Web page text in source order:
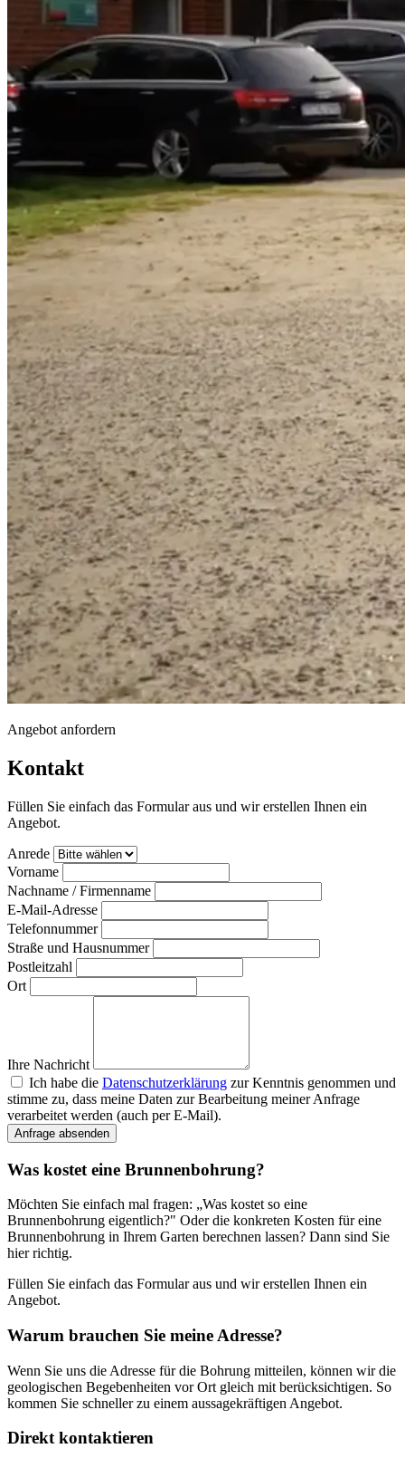
Angebot anfordern
Kontakt
Füllen Sie einfach das Formular aus und wir erstellen Ihnen ein
Angebot.
Anrede
Vorname
Nachname / Firmenname
E-Mail-Adresse
Telefonnummer
Straße und Hausnummer
Postleitzahl
Ort
Ihre Nachricht
Ich habe die Datenschutzerklärung zur Kenntnis genommen und
stimme zu, dass meine Daten zur Bearbeitung meiner Anfrage
verarbeitet werden (auch per E-Mail).
Anfrage absenden
Was kostet eine Brunnenbohrung?
Möchten Sie einfach mal fragen: „Was kostet so eine
Brunnenbohrung eigentlich?" Oder die konkreten Kosten für eine
Brunnenbohrung in Ihrem Garten berechnen lassen? Dann sind Sie
hier richtig.
Füllen Sie einfach das Formular aus und wir erstellen Ihnen ein
Angebot.
Warum brauchen Sie meine Adresse?
Wenn Sie uns die Adresse für die Bohrung mitteilen, können wir die
geologischen Begebenheiten vor Ort gleich mit berücksichtigen. So
kommen Sie schneller zu einem aussagekräftigen Angebot.
Direkt kontaktieren